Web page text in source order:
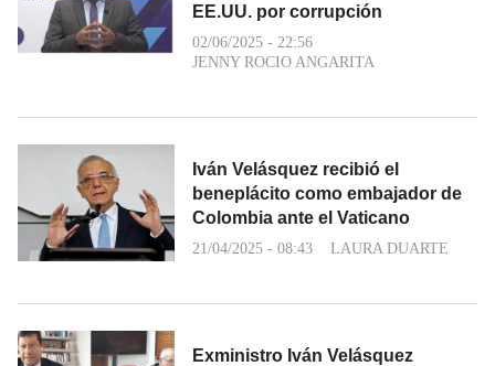
EE.UU. por corrupción
02/06/2025 - 22:56
JENNY ROCIO ANGARITA
Iván Velásquez recibió el
beneplácito como embajador de
Colombia ante el Vaticano
21/04/2025 - 08:43 LAURA DUARTE
Exministro Iván Velásquez